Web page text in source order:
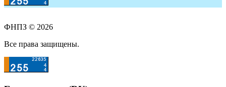
ФНПЗ © 2026
Все права защищены.